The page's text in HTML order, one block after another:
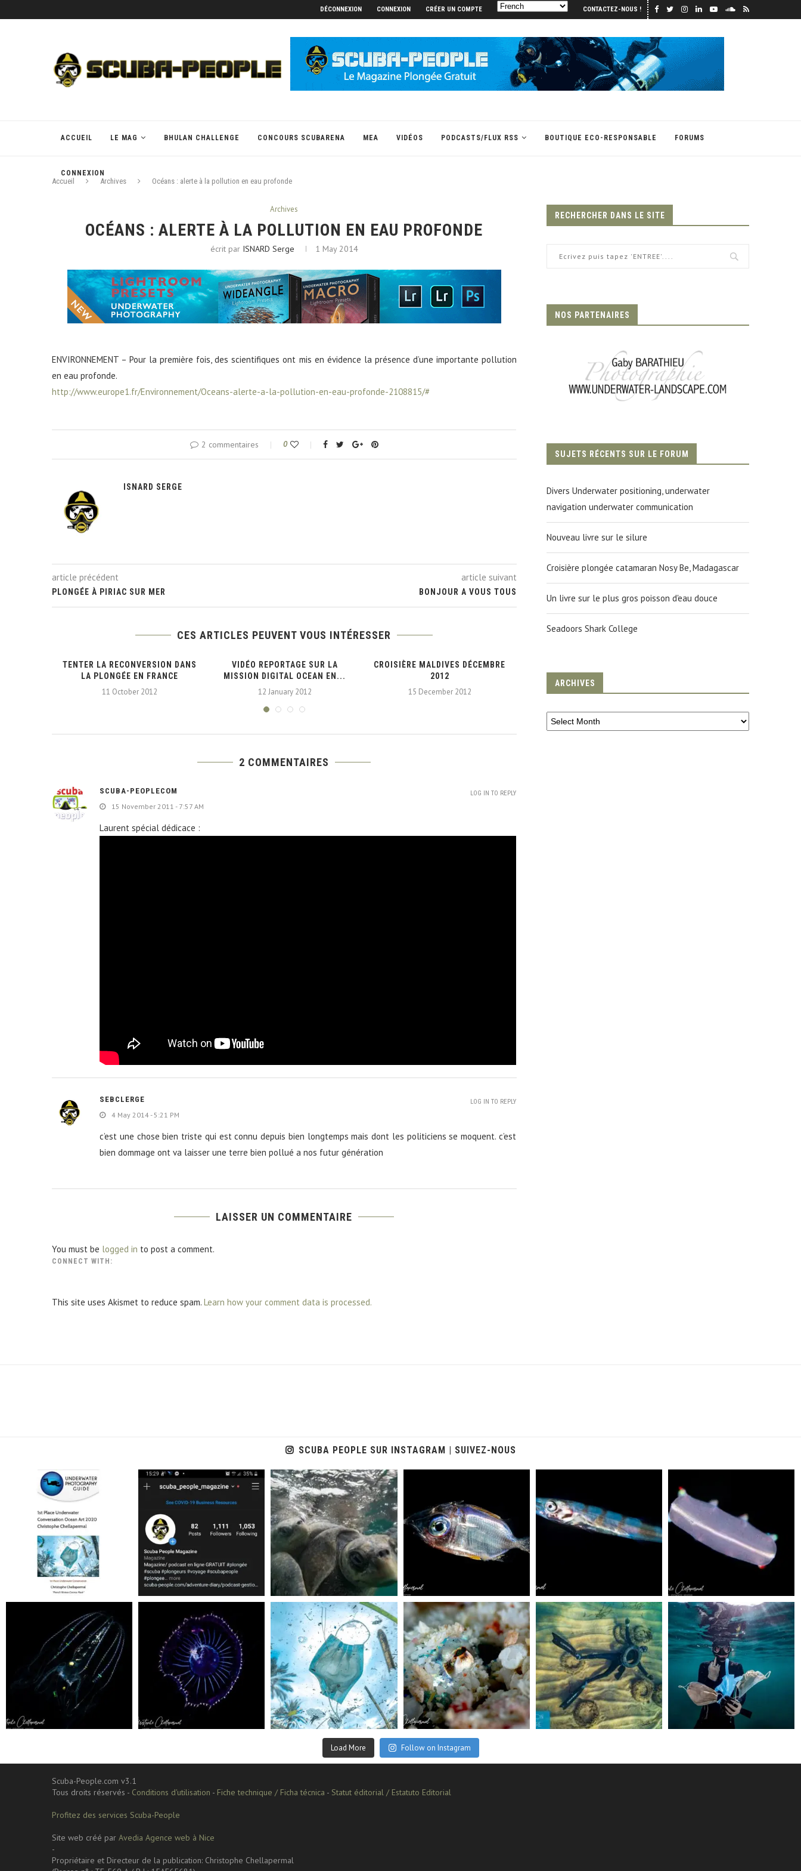
DÉCONNEXION CONNEXION CRÉER UN COMPTE CONTACTEZ-NOUS !
ACCUEIL LE MAG BHULAN CHALLENGE CONCOURS SCUBARENA MEA VIDÉOS PODCASTS/FLUX RSS BOUTIQUE ECO-RESPONSABLE FORUMS
CONNEXION
Accueil Archives Océans : alerte à la pollution en eau profonde
Archives
OCÉANS : ALERTE À LA POLLUTION EN EAU PROFONDE
écrit par ISNARD Serge 1 May 2014
ENVIRONNEMENT – Pour la première fois, des scientifiques ont mis en évidence la présence d’une importante pollution
en eau profonde.
http://www.europe1.fr/Environnement/Oceans-alerte-a-la-pollution-en-eau-profonde-2108815/#
2 commentaires 0
ISNARD SERGE
article précédent
PLONGÉE À PIRIAC SUR MER
article suivant
BONJOUR A VOUS TOUS
CES ARTICLES PEUVENT VOUS INTÉRESSER
TENTER LA RECONVERSION DANS
LA PLONGÉE EN FRANCE
11 October 2012
VIDÉO REPORTAGE SUR LA
MISSION DIGITAL OCEAN EN...
12 January 2012
CROISIÈRE MALDIVES DÉCEMBRE
2012
15 December 2012
13 March 2015
29 March 2010
2 COMMENTAIRES
SCUBA-PEOPLECOM
15 November 2011 - 7:57 AM
Laurent spécial dédicace :
LOG IN TO REPLY
SEBCLERGE
4 May 2014 - 5:21 PM
c’est une chose bien triste qui est connu depuis bien longtemps mais dont les politiciens se moquent. c’est
bien dommage ont va laisser une terre bien pollué a nos futur génération
LOG IN TO REPLY
LAISSER UN COMMENTAIRE
You must be logged in to post a comment.
CONNECT WITH:
This site uses Akismet to reduce spam. Learn how your comment data is processed.
RECHERCHER DANS LE SITE
NOS PARTENAIRES
SUJETS RÉCENTS SUR LE FORUM
Divers Underwater positioning, underwater
navigation underwater communication
Nouveau livre sur le silure
Croisière plongée catamaran Nosy Be, Madagascar
Un livre sur le plus gros poisson d'eau douce
Seadoors Shark College
ARCHIVES
SCUBA PEOPLE SUR INSTAGRAM | SUIVEZ-NOUS
scuba_people_magazine
Jan 17
scuba_people_magazine
Nov 5
scuba_people_magazine
Nov 5
Sep 24
scuba_people_magazine scuba_people_magazine
Sep 2
scuba_people_magazine
Aug 14
scuba_people_magazine
Jun 15
scuba_people_magazine
May 31
Load More Follow on Instagram
Scuba-People.com v3.1
Tous droits réservés - Conditions d'utilisation - Fiche technique / Ficha técnica - Statut éditorial / Estatuto Editorial
Profitez des services Scuba-People
Site web créé par Avedia Agence web à Nice
-
Propriétaire et Directeur de la publication: Christophe Chellapermal